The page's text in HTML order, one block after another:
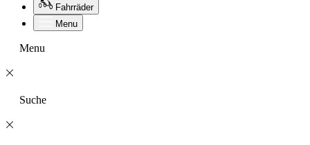
Fahrräder
Menu
Menu
Suche